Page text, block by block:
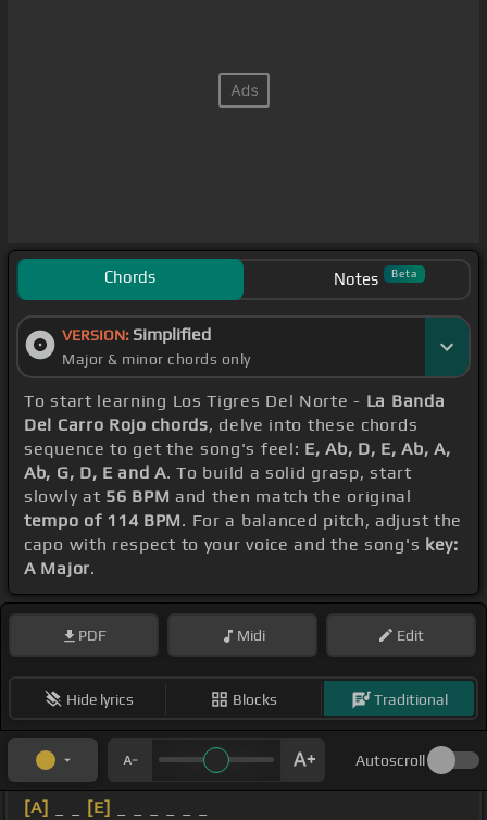
Chords Notes Beta
VERSION: Simplified
Major & minor chords only
To start learning Los Tigres Del Norte - La Banda
Del Carro Rojo chords, delve into these chords
sequence to get the song's feel: E, Ab, D, E, Ab, A,
Ab, G, D, E and A. To build a solid grasp, start
slowly at 56 BPM and then match the original
tempo of 114 BPM. For a balanced pitch, adjust the
capo with respect to your voice and the song's key:
A Major.
PDF Midi Edit
Hide lyrics Blocks Traditional
Autoscroll
[A] [E]